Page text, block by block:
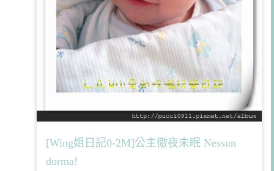
[Wing姐日記0-2M]公主徹夜未眠 Nessun
dorma!